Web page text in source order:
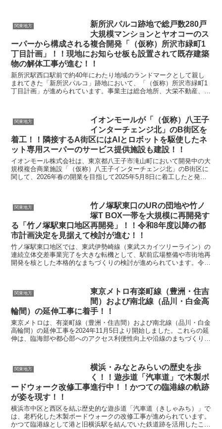
関東地方
新所沢パルコ跡地で総戸数280戸
大規模マンションとヤオコーのス
ーパーから構成される複合開発「（仮称）所沢市緑町1
丁目計画」！！現地にお知らせ板も設置されて既存建築
物の解体工事が進む！！
新所沢駅西口駅前で約40年にわたり地域のランドマークとして親し
まれてきた「新所沢パルコ」跡地において、「（仮称）所沢市緑町1
丁目計画」が進められています。事業主は総合地所、大栄不動産、長
関東地方
イオンモールが「（仮称）八王子
インターチェンジ北」のB街区を
着工！！隣接するA街区にはAIとロボットを駆使したネ
ット専用スーパーのサービス提供施設も建設！！
イオンモール株式会社は、東京都八王子市滝山町において開発中の大
規模複合商業施設「（仮称）八王子インターチェンジ北」のB街区に
関して、2026年春の開業を目指して2025年5月8日に着工したと発表
関東地方
竹ノ塚駅東口のURの団地や竹ノ
塚T BOX一帯を大規模に再開発す
る「竹ノ塚駅東口地区再開発」！！令和8年度以降の都
市計画決定を見据えて検討が進む！！
竹ノ塚駅東口地区では、東武伊勢崎線（東武スカイツリーライン）の
連続立体交差事業完了を大きな転機として、駅前広場整備や市街地再
開発を核とした本格的なまちづくりの検討が進められています。令和
関東地方
東京メトロ有楽町線（豊洲・住吉
間）および南北線（品川・白金高
輪間）の延伸工事に着手！！
東京メトロは、有楽町線（豊洲・住吉間）および南北線（品川・白金
高輪間）の延伸工事を2024年11月5日より開始しました。これらの延
伸は、臨海部や都心部へのアクセス利便性向上や沿線のまちづくり、
関東地方
横浜・みなとみらいの歴史を歩
く！！遊歩道「汽車道」で木製ボ
ードウォーク改修工事進行中！！かつての臨港線の軌跡
が姿を現す！！
横浜市中区と西区を結ぶ歴史的な遊歩道「汽車道（きしゃみち）」で
は、老朽化した木製ボードウォークの改修工事が進められています。
かつて臨港線として港と旧横浜駅を結んでいた鉄道跡を活用したこの